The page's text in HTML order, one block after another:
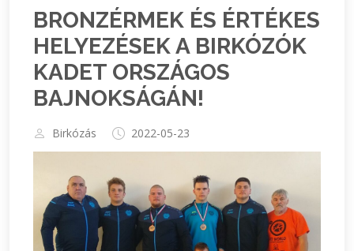
BRONZÉRMEK ÉS ÉRTÉKES
HELYEZÉSEK A BIRKÓZÓK
KADET ORSZÁGOS
BAJNOKSÁGÁN!
Birkózás 2022-05-23